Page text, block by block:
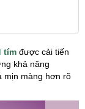
tím được cải tiến
khả năng
mịn màng hơn rõ